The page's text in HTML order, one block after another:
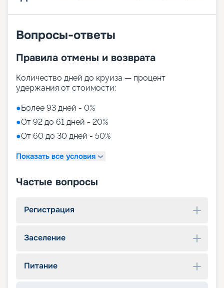
Вопросы-ответы
Правила отмены и возврата
Количество дней до круиза — процент
удержания от стоимости:
●Более 93 дней - 0%
●От 92 до 61 дней - 20%
●От 60 до 30 дней - 50%
Показать все условия
Частые вопросы
Регистрация
Заселение
Питание